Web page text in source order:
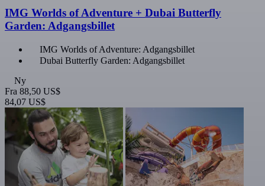
IMG Worlds of Adventure + Dubai Butterfly
Garden: Adgangsbillet
IMG Worlds of Adventure: Adgangsbillet
Dubai Butterfly Garden: Adgangsbillet
Ny
Fra 88,50 US$
84,07 US$